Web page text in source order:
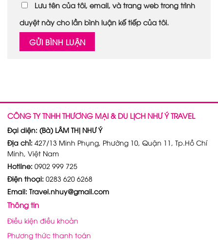
Lưu tên của tôi, email, và trang web trong trình
duyệt này cho lần bình luận kế tiếp của tôi.
CÔNG TY TNHH THƯƠNG MẠI & DU LỊCH NHƯ Ý TRAVEL
Đại diện: (Bà) LÂM THỊ NHƯ Ý
Địa chỉ: 427/13 Minh Phụng, Phường 10, Quận 11, Tp.Hồ Chí
Minh, Việt Nam
Hotline: 0902 999 725
Điện thoại: 0283 620 6268
Email: Travel.nhuy@gmail.com
Thông tin
Điều kiện điều khoản
Phương thức thanh toán